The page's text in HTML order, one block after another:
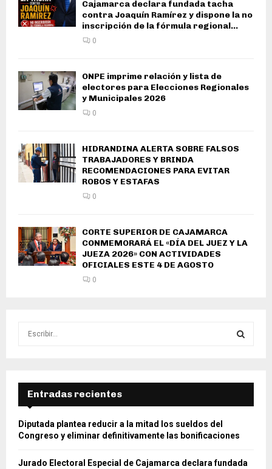
Cajamarca declara fundada tacha
contra Joaquín Ramírez y dispone la no
inscripción de la fórmula regional...
0
ONPE imprime relación y lista de
electores para Elecciones Regionales
y Municipales 2026
0
HIDRANDINA ALERTA SOBRE FALSOS
TRABAJADORES Y BRINDA
RECOMENDACIONES PARA EVITAR
ROBOS Y ESTAFAS
0
CORTE SUPERIOR DE CAJAMARCA
CONMEMORARÁ EL «DÍA DEL JUEZ Y LA
JUEZA 2026» CON ACTIVIDADES
OFICIALES ESTE 4 DE AGOSTO
0
f
r
E
A
R
Entradas recientes
Diputada plantea reducir a la mitad los sueldos del
Congreso y eliminar definitivamente las bonificaciones
Jurado Electoral Especial de Cajamarca declara fundada